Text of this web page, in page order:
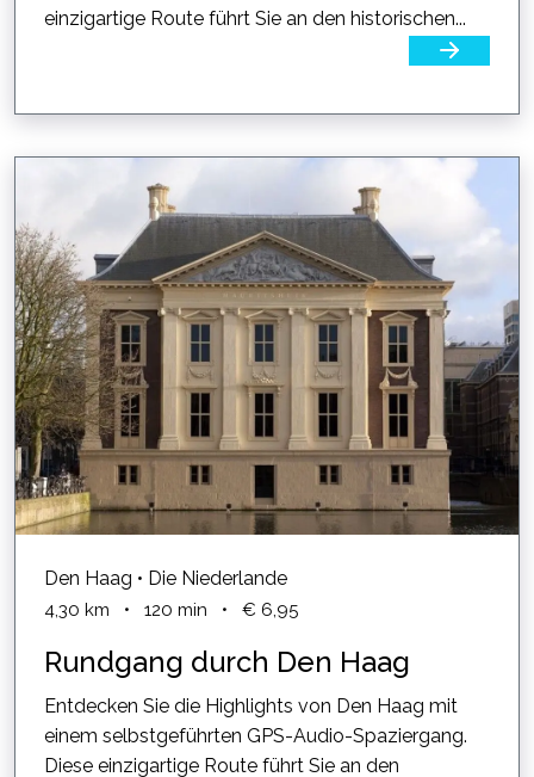
einzigartige Route führt Sie an den historischen...
Den Haag • Die Niederlande
4,30 km • 120 min • € 6,95
Rundgang durch Den Haag
Entdecken Sie die Highlights von Den Haag mit
einem selbstgeführten GPS-Audio-Spaziergang.
Diese einzigartige Route führt Sie an den